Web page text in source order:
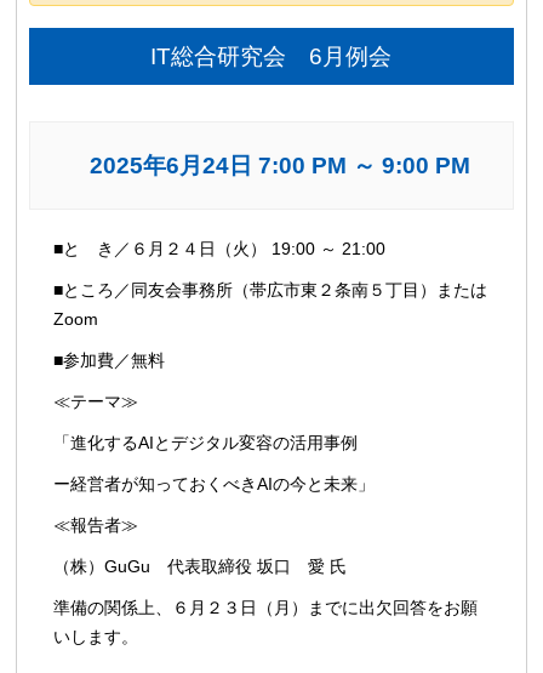
IT総合研究会 6月例会
2025年6月24日 7:00 PM ～9:00 PM
イ
ン
ナ
ビ
ゲ
シ
ョ
ン
■と き／６月２４日（火） 19:00 ～ 21:00
■ところ／同友会事務所（帯広市東２条南５丁目）または
Zoom
■参加費／無料
≪テーマ≫
「進化するAIとデジタル変容の活用事例
ー経営者が知っておくべきAIの今と未来」
≪報告者≫
（株）GuGu 代表取締役 坂口 愛 氏
準備の関係上、６月２３日（月）までに出欠回答をお願
いします。